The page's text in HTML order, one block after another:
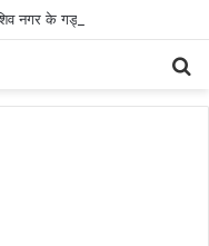
नगर के गड्ढे बने आफत